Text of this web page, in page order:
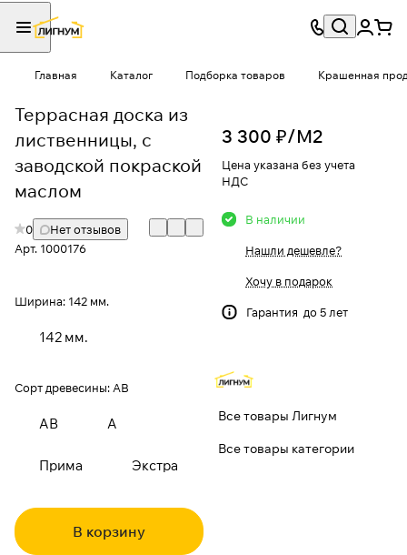
Главная Каталог Подборка товаров Крашенная
Террасная доска из
лиственницы, с
заводской покраской
маслом
0
Нет отзывов
Арт. 1000176
Ширина: 142 мм.
142 мм.
Сорт древесины: АВ
АВ А
Прима Экстра
В корзину
3 300 ₽/М2
Цена указана без учета
НДС
В наличии
Нашли дешевле?
Хочу в подарок
Гарантия до 5 лет
Все товары Лигнум
Все товары категории